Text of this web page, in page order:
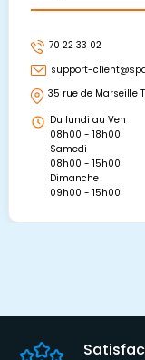
70 22 33 02
support-
35 rue de Marseille
Du lundi au Ven
08h00 - 18h00
Samedi
08h00 - 15h00
Dimanche
09h00 - 15h00